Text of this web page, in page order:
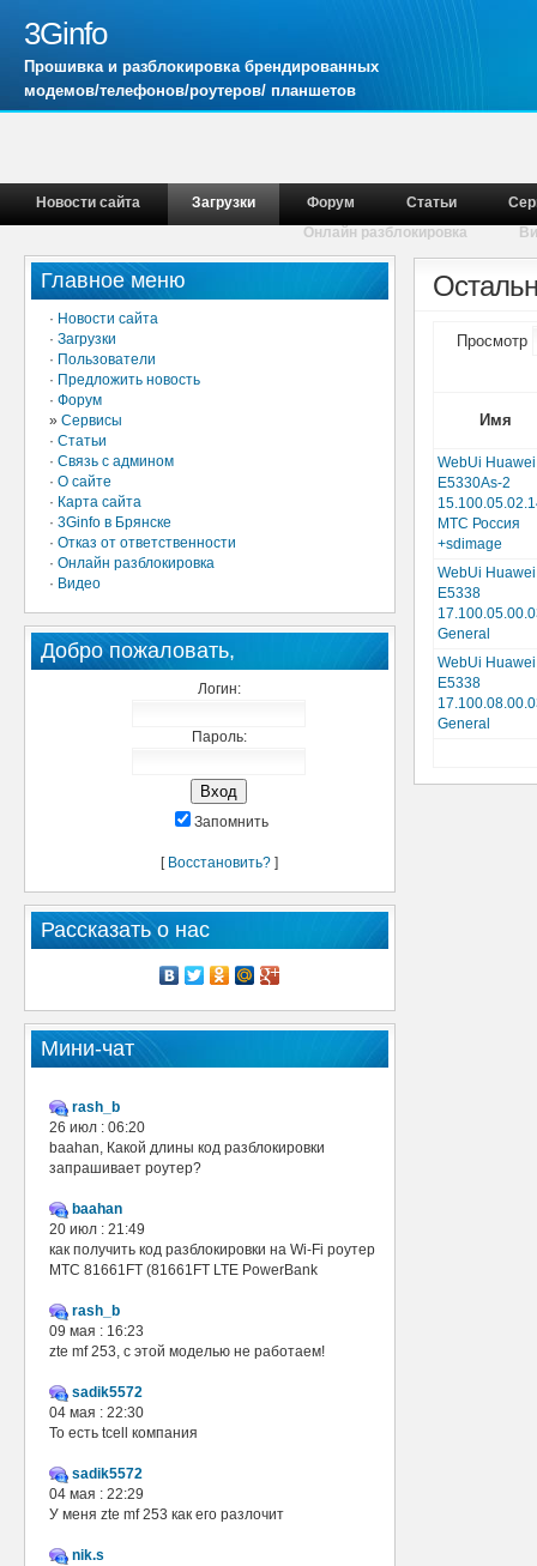
3Ginfo
Прошивка и разблокировка брендированных
модемов/телефонов/роутеров/ планшетов
Новости сайта Загрузки Форум Статьи
Онлайн разблокировка
Главное меню
· Новости сайта
· Загрузки
· Пользователи
· Предложить новость
· Форум
» Сервисы
· Статьи
· Связь с админом
· О сайте
· Карта сайта
· 3Ginfo в Брянске
· Отказ от ответственности
· Онлайн разблокировка
· Видео
Добро пожаловать,
Логин:
Пароль:
Запомнить
[ Восстановить?]
Рассказать о нас
Мини-чат
rash_b
26 июл : 06:20
baahan, Какой длины код разблокировки
запрашивает роутер?
baahan
20 июл : 21:49
как получить код разблокировки на Wi-Fi роутер
МТС 81661FT (81661FT LTE PowerBank
rash_b
09 мая : 16:23
zte mf 253, с этой моделью не работаем!
sadik5572
04 мая : 22:30
То есть tcell компания
sadik5572
04 мая : 22:29
У меня zte mf 253 как его разлочит
nik.s
Просмотр
Имя
WebUi Huawei
E5330As-2
МТС Россия
+sdimage
WebUi Huawei
E5338
General
WebUi Huawei
E5338
General